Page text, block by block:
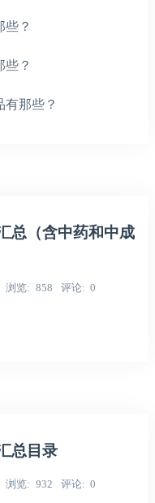
些？
些？
有那些？
总（含中药和中成
浏览 858 评论 0
总目录
浏览 932 评论 0